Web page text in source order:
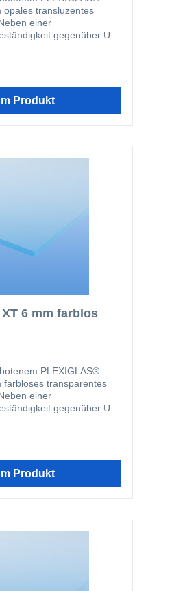
opales transluzentes
einer
gegenüber UV-
eine ausgezeichnete
auf. PLEXIGLAS® eignet
Beispiel für
Produkt
6 mm farblos
PLEXIGLAS®
farbloses transparentes
einer
gegenüber UV-
eine ausgezeichnete
auf. PLEXIGLAS® eignet
Beispiel für
Produkt